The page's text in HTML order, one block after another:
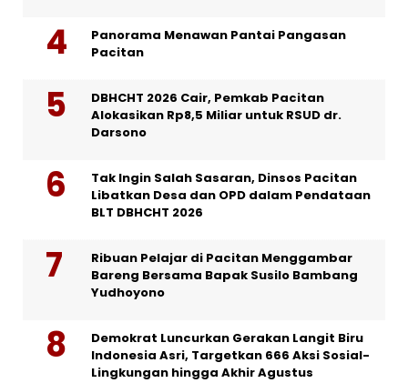
Panorama Menawan Pantai Pangasan
Pacitan
DBHCHT 2026 Cair, Pemkab Pacitan
Alokasikan Rp8,5 Miliar untuk RSUD dr.
Darsono
Tak Ingin Salah Sasaran, Dinsos Pacitan
Libatkan Desa dan OPD dalam Pendataan
BLT DBHCHT 2026
Ribuan Pelajar di Pacitan Menggambar
Bareng Bersama Bapak Susilo Bambang
Yudhoyono
Demokrat Luncurkan Gerakan Langit Biru
Indonesia Asri, Targetkan 666 Aksi Sosial-
Lingkungan hingga Akhir Agustus